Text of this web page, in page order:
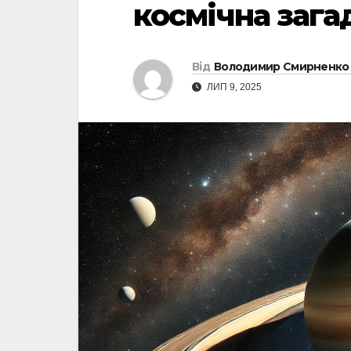
космічна
Від Володимир Смирненко
ЛИП 9, 2025